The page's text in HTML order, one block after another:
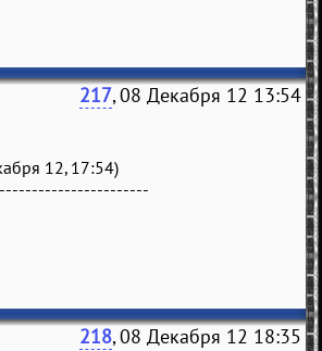
217, 08 Декабря 12 13:54
12, 17:54)
218, 08 Декабря 12 18:35